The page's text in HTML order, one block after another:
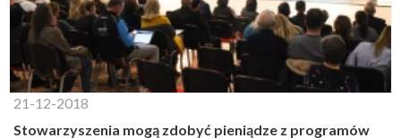
21-12-2018
Stowarzyszenia mogą zdobyć pieniądze z programów